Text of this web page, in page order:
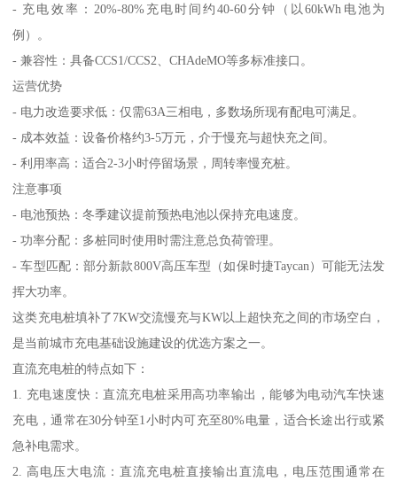
- 充电效率：20%-80%充电时间约40-60分钟（以60kWh电池为
例）。
- 兼容性：具备CCS1/CCS2、CHAdeMO等多标准接口。
运营优势
- 电力改造要求低：仅需63A三相电，多数场所现有配电可满足。
- 成本效益：设备价格约3-5万元，介于慢充与超快充之间。
- 利用率高：适合2-3小时停留场景，周转率慢充桩。
注意事项
- 电池预热：冬季建议提前预热电池以保持充电速度。
- 功率分配：多桩同时使用时需注意总负荷管理。
- 车型匹配：部分新款800V高压车型（如保时捷Taycan）可能无法发
挥大功率。
这类充电桩填补了7KW交流慢充与KW以上超快充之间的市场空白，
是当前城市充电基础设施建设的优选方案之一。
直流充电桩的特点如下：
1. 充电速度快：直流充电桩采用高功率输出，能够为电动汽车快速
充电，通常在30分钟至1小时内可充至80%电量，适合长途出行或紧
急补电需求。
2. 高电压大电流：直流充电桩直接输出直流电，电压范围通常在